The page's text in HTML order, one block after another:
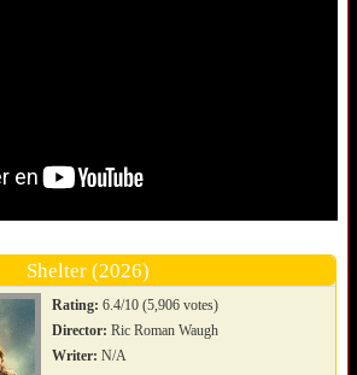
Shelter (2026)
Rating: 6.4/10 (5,906 votes)
Director: Ric Roman Waugh
Writer: N/A